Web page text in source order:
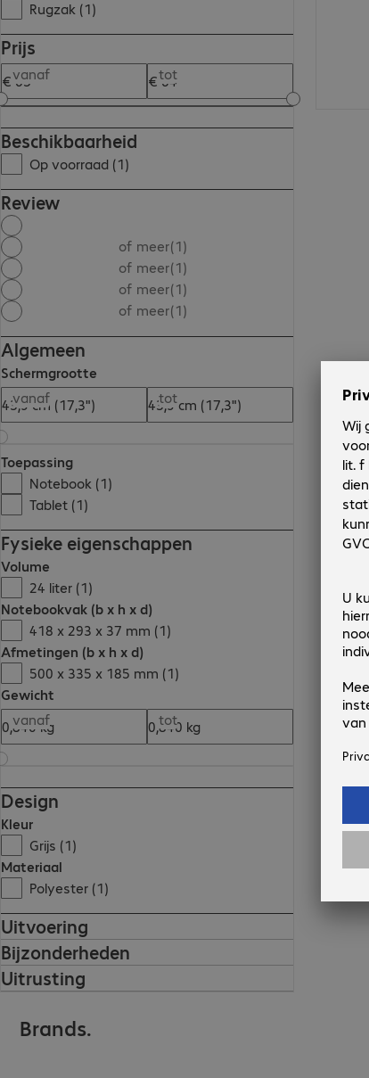
Rugzak (1)
Prijs
vanaf tot
Beschikbaarheid
Op voorraad (1)
Review
of meer(1)
of meer(1)
of meer(1)
of meer(1)
Algemeen
Schermgrootte
vanaf
tot
Toepassing
Notebook (1)
Tablet (1)
Fysieke eigenschappen
Volume
24 liter (1)
Notebookvak (b x h x d)
418 x 293 x 37 mm (1)
Afmetingen (b x h x d)
500 x 335 x 185 mm (1)
Gewicht
vanaf
tot
Design
Kleur
Grijs (1)
Materiaal
Polyester (1)
Uitvoering
Bijzonderheden
Uitrusting
Brands.